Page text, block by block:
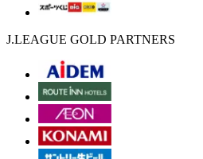
J.LEAGUE GOLD PARTNERS